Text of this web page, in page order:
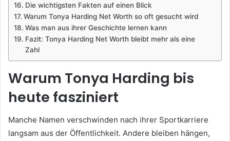
Die wichtigsten Fakten auf einen Blick
Warum Tonya Harding Net Worth so oft gesucht wird
Was man aus ihrer Geschichte lernen kann
Fazit: Tonya Harding Net Worth bleibt mehr als eine
Zahl
Warum Tonya Harding bis
heute fasziniert
Manche Namen verschwinden nach ihrer Sportkarriere
langsam aus der Öffentlichkeit. Andere bleiben hängen,